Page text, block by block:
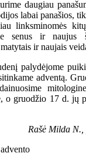
daugiau
labai panašios,
linksminomės
senus ir naujus
ir naujais
palydėjome
adventą.
o gruodžio 17 d. jų
Rašė Milda